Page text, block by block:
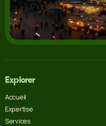
Explorer
Accueil
Expertise
Services